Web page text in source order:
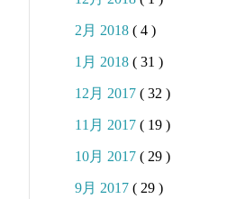
2月 2018 ( 4 )
1月 2018 ( 31 )
12月 2017 ( 32 )
11月 2017 ( 19 )
10月 2017 ( 29 )
9月 2017 ( 29 )